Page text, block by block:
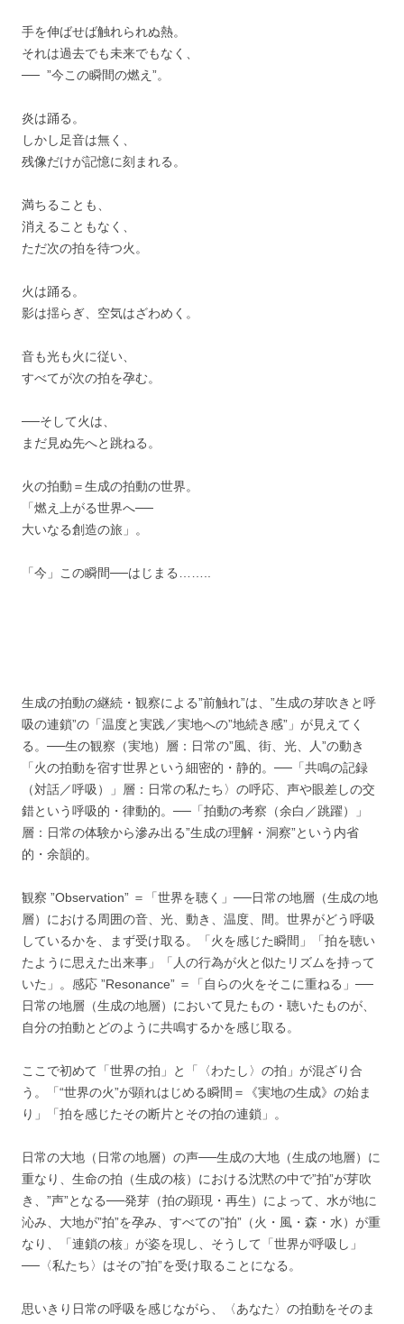
手を伸ばせば触れられぬ熱。
それは過去でも未来でもなく、
── ”今この瞬間の燃え”。
炎は踊る。
しかし足音は無く、
残像だけが記憶に刻まれる。
満ちることも、
消えることもなく、
ただ次の拍を待つ火。
火は踊る。
影は揺らぎ、空気はざわめく。
音も光も火に従い、
すべてが次の拍を孕む。
──そして火は、
まだ見ぬ先へと跳ねる。
火の拍動＝生成の拍動の世界。
「燃え上がる世界へ──
大いなる創造の旅」。
「今」この瞬間──はじまる……..
生成の拍動の継続・観察による”前触れ”は、”生成の芽吹きと呼
吸の連鎖”の「温度と実践／実地への”地続き感”」が見えてく
る。──生の観察（実地）層：日常の”風、街、光、人”の動き
「火の拍動を宿す世界という細密的・静的。──「共鳴の記録
（対話／呼吸）」層：日常の私たち〉の呼応、声や眼差しの交
錯という呼吸的・律動的。──「拍動の考察（余白／跳躍）」
層：日常の体験から滲み出る”生成の理解・洞察”という内省
的・余韻的。
観察 ”Observation” ＝「世界を聴く」──日常の地層（生成の地
層）における周囲の音、光、動き、温度、間。世界がどう呼吸
しているかを、まず受け取る。「火を感じた瞬間」「拍を聴い
たように思えた出来事」「人の行為が火と似たリズムを持って
いた」。感応 ”Resonance” ＝「自らの火をそこに重ねる」──
日常の地層（生成の地層）において見たもの・聴いたものが、
自分の拍動とどのように共鳴するかを感じ取る。
ここで初めて「世界の拍」と「〈わたし〉の拍」が混ざり合
う。「“世界の火”が顕れはじめる瞬間＝《実地の生成》の始ま
り」「拍を感じたその断片とその拍の連鎖」。
日常の大地（日常の地層）の声──生成の大地（生成の地層）に
重なり、生命の拍（生成の核）における沈黙の中で”拍”が芽吹
き、”声”となる──発芽（拍の顕現・再生）によって、水が地に
沁み、大地が”拍”を孕み、すべての”拍”（火・風・森・水）が重
なり、「連鎖の核」が姿を現し、そうして「世界が呼吸し」
──〈私たち〉はその”拍”を受け取ることになる。
思いきり日常の呼吸を感じながら、〈あなた〉の拍動をそのま